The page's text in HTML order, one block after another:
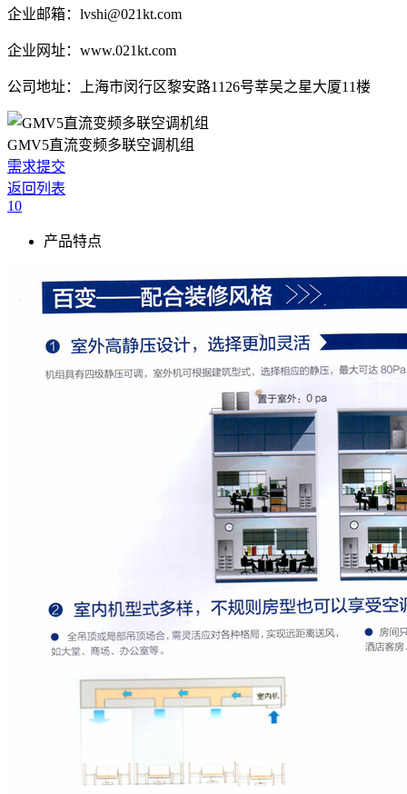
企业邮箱：lvshi@021kt.com
企业网址：www.021kt.com
公司地址：上海市闵行区黎安路1126号莘吴之星大厦11楼
GMV5直流变频多联空调机组
需求提交
返回列表
10
产品特点